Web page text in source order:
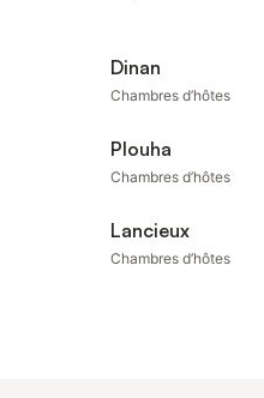
Dinan
Chambres d’hôtes
Plouha
Chambres d’hôtes
Lancieux
Chambres d’hôtes